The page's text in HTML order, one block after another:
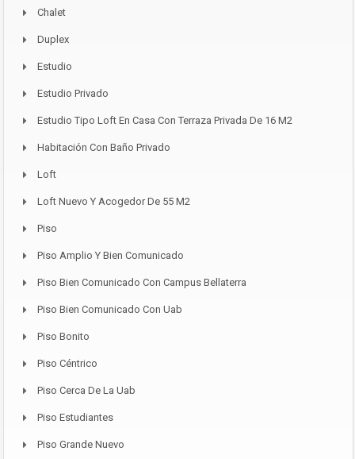
Chalet
Duplex
Estudio
Estudio Privado
Estudio Tipo Loft En Casa Con Terraza Privada De 16 M2
Habitación Con Baño Privado
Loft
Loft Nuevo Y Acogedor De 55 M2
Piso
Piso Amplio Y Bien Comunicado
Piso Bien Comunicado Con Campus Bellaterra
Piso Bien Comunicado Con Uab
Piso Bonito
Piso Céntrico
Piso Cerca De La Uab
Piso Estudiantes
Piso Grande Nuevo